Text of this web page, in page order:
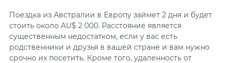
Поездка из Австралии в Европу займет 2 дня и будет
стоить около AU$ 2 000. Расстояние является
существенным недостатком, если у вас есть
родственники и друзья в вашей стране и вам нужно
срочно их посетить. Кроме того, удаленность от